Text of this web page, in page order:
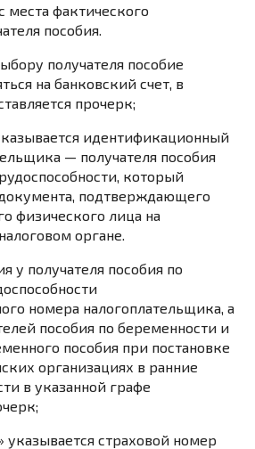
места фактического
пособия.
получателя пособие
на банковский счет, в
прочерк;
идентификационный
— получателя пособия
который
документа, подтверждающего
физического лица на
органе.
у получателя пособия по
номера налогоплательщика, а
пособия по беременности и
пособия при постановке
организациях в ранние
в указанной графе
страховой номер